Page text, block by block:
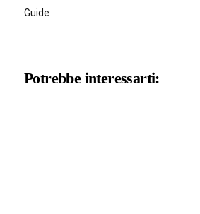
Guide
Potrebbe interessarti: